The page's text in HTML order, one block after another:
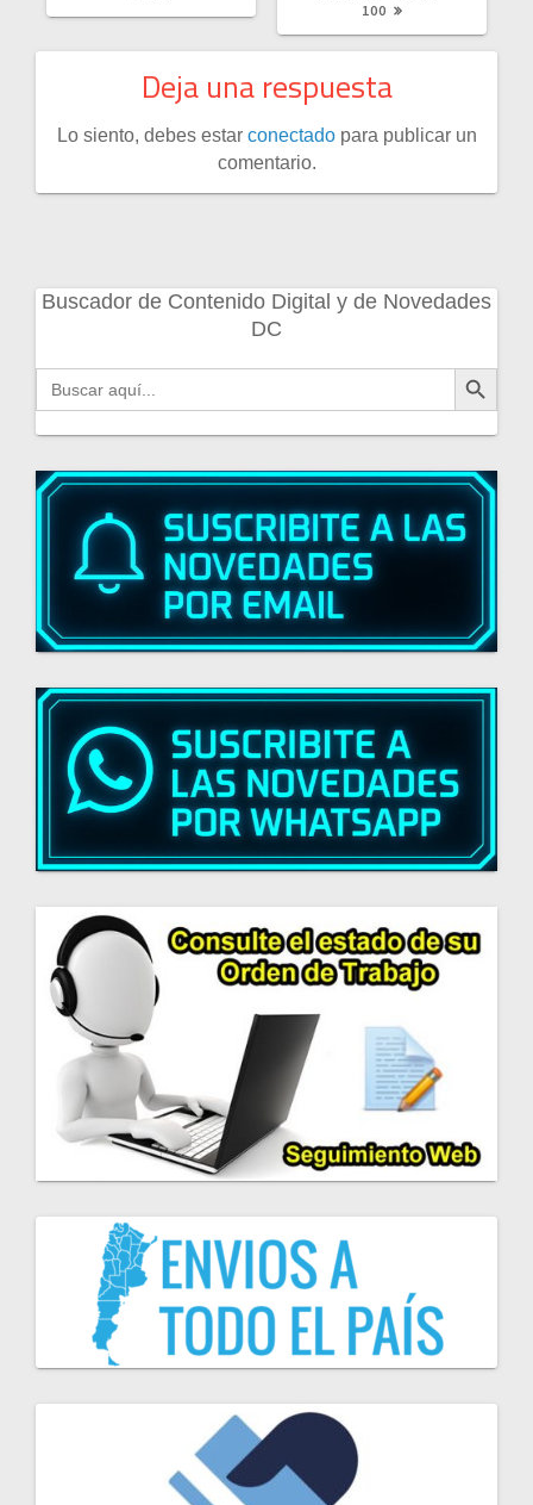
100
Deja una respuesta
Lo siento, debes estar conectadopara publicar un
comentario.
Buscador de Contenido Digital y de Novedades
DC
Buscar: Botón de búsqueda